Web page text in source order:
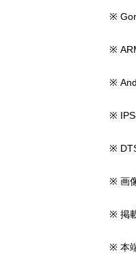
※
※
※
※
※
※ 画
※ 掲
※ 本